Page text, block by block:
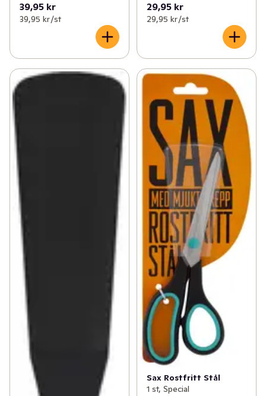
39,95 kr
39,95 kr /st
29,95 kr
29,95 kr /st
Sax Rostfritt Stål
1 st, Special